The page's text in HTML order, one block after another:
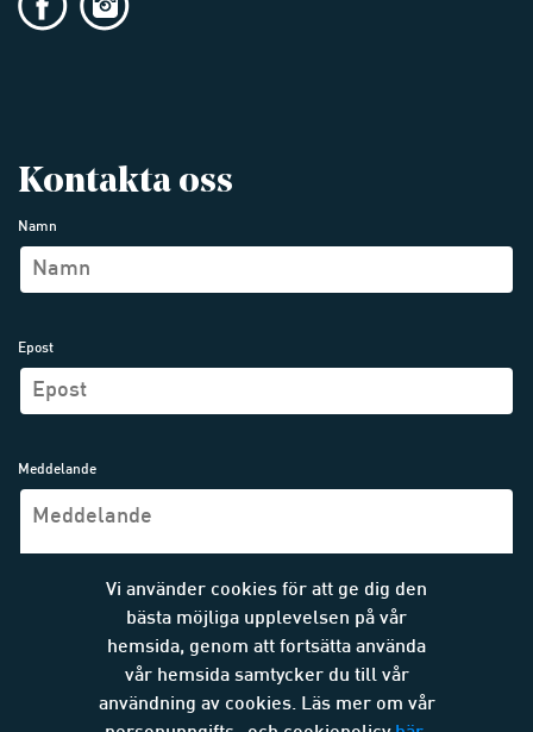
Kontakta oss
Namn
Epost
Meddelande
SKICKA MEDDELANDE
Vi använder cookies för att ge dig den
bästa möjliga upplevelsen på vår
hemsida, genom att fortsätta använda
vår hemsida samtycker du till vår
användning av cookies. Läs mer om vår